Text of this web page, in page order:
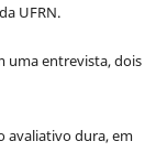
UFRN.
uma entrevista, dois
avaliativo dura, em